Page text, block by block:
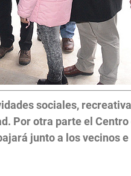
sociales,
Por otra parte el
junto a los vecinos